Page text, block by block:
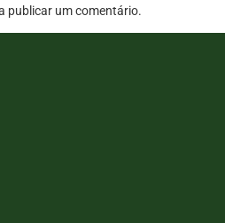
publicar um comentário.